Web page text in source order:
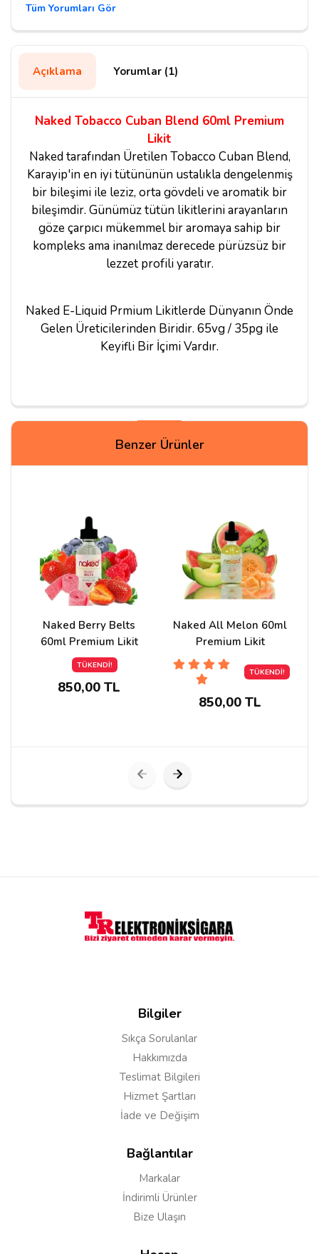
Tüm Yorumları Gör
Açıklama Yorumlar (1)
Naked Tobacco Cuban Blend 60ml Premium
Likit
Naked tarafından Üretilen Tobacco Cuban Blend,
Karayip'in en iyi tütününün ustalıkla dengelenmiş
bir bileşimi ile leziz, orta gövdeli ve aromatik bir
bileşimdir. Günümüz tütün likitlerini arayanların
göze çarpıcı mükemmel bir aromaya sahip bir
kompleks ama inanılmaz derecede pürüzsüz bir
lezzet profili yaratır.
Naked E-Liquid Prmium Likitlerde Dünyanın Önde
Gelen Üreticilerinden Biridir. 65vg / 35pg ile
Keyifli Bir İçimi Vardır.
Yorum Yapın
Adınız
Yorumunuz*
Yorumu Gönder
Benzer Ürünler
Naked Berry Belts
60ml Premium Likit
TÜKENDİ!
850,00 TL
Naked All Melon 60ml
Premium Likit
TÜKENDİ!
850,00 TL
Bilgiler
Sıkça Sorulanlar
Hakkımızda
Teslimat Bilgileri
Hizmet Şartları
İade ve Değişim
Bağlantılar
Markalar
İndirimli Ürünler
Bize Ulaşın